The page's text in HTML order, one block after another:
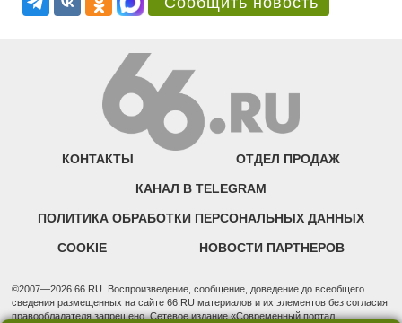
КОНТАКТЫ ОТДЕЛ ПРОДАЖ
КАНАЛ В TELEGRAM
ПОЛИТИКА ОБРАБОТКИ ПЕРСОНАЛЬНЫХ ДАННЫХ
COOKIE НОВОСТИ ПАРТНЕРОВ
©2007—2026 66.RU. Воспроизведение, сообщение, доведение до всеобщего
сведения размещенных на сайте 66.RU материалов и их элементов без согласия
правообладателя запрещено. Сетевое издание «Современный портал